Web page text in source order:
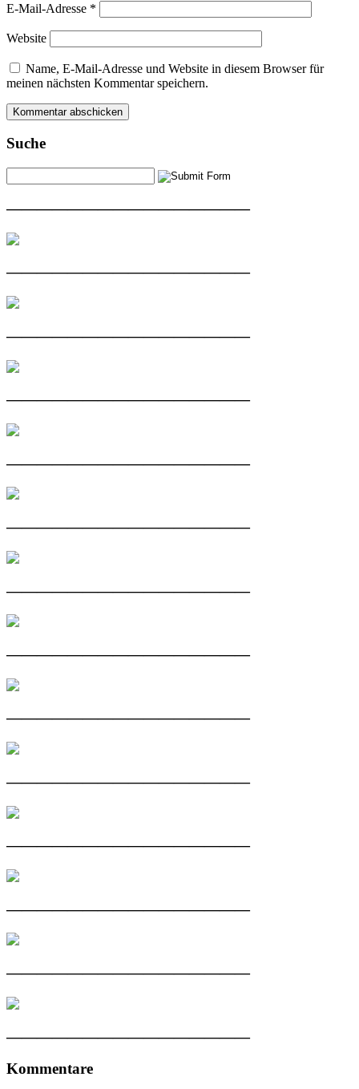
E-Mail-Adresse *
Website
Name, E-Mail-Adresse und Website in diesem Browser für
meinen nächsten Kommentar speichern.
Suche
————————————————
————————————————
————————————————
————————————————
————————————————
————————————————
————————————————
————————————————
————————————————
————————————————
————————————————
————————————————
————————————————
————————————————
Kommentare